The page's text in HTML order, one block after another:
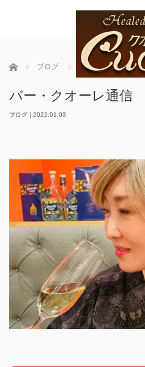
ホーム ブログ バー・クオーレ通信
バー・クオーレ通信
ブログ | 2022.01.03